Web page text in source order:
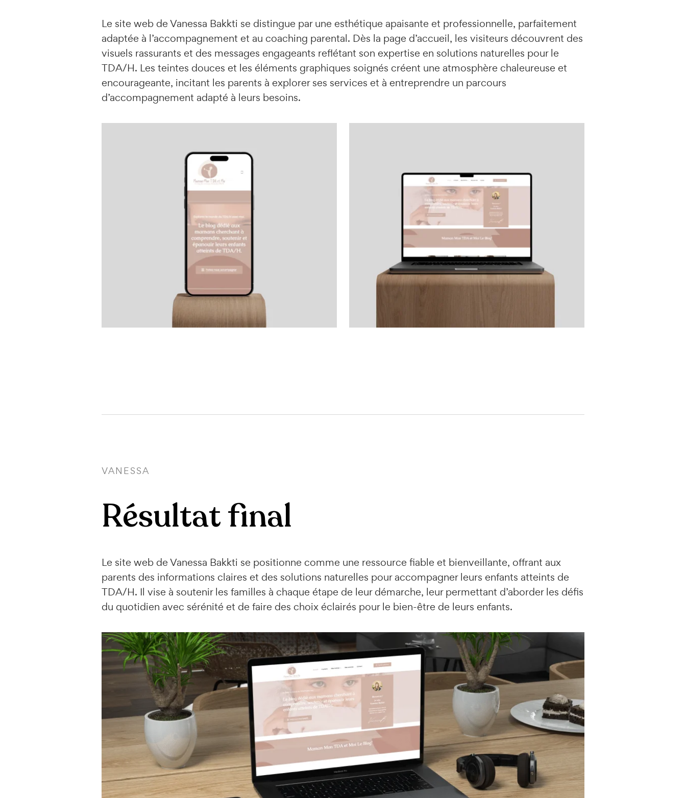
Le site web de Vanessa Bakkti se distingue par une esthétique apaisante et professionnelle, parfaitement
adaptée à l’accompagnement et au coaching parental. Dès la page d’accueil, les visiteurs découvrent des
visuels rassurants et des messages engageants reflétant son expertise en solutions naturelles pour le
TDA/H. Les teintes douces et les éléments graphiques soignés créent une atmosphère chaleureuse et
encourageante, incitant les parents à explorer ses services et à entreprendre un parcours
d’accompagnement adapté à leurs besoins.
VANESSA
Résultat final
Le site web de Vanessa Bakkti se positionne comme une ressource fiable et bienveillante, offrant aux
parents des informations claires et des solutions naturelles pour accompagner leurs enfants atteints de
TDA/H. Il vise à soutenir les familles à chaque étape de leur démarche, leur permettant d’aborder les défis
du quotidien avec sérénité et de faire des choix éclairés pour le bien-être de leurs enfants.